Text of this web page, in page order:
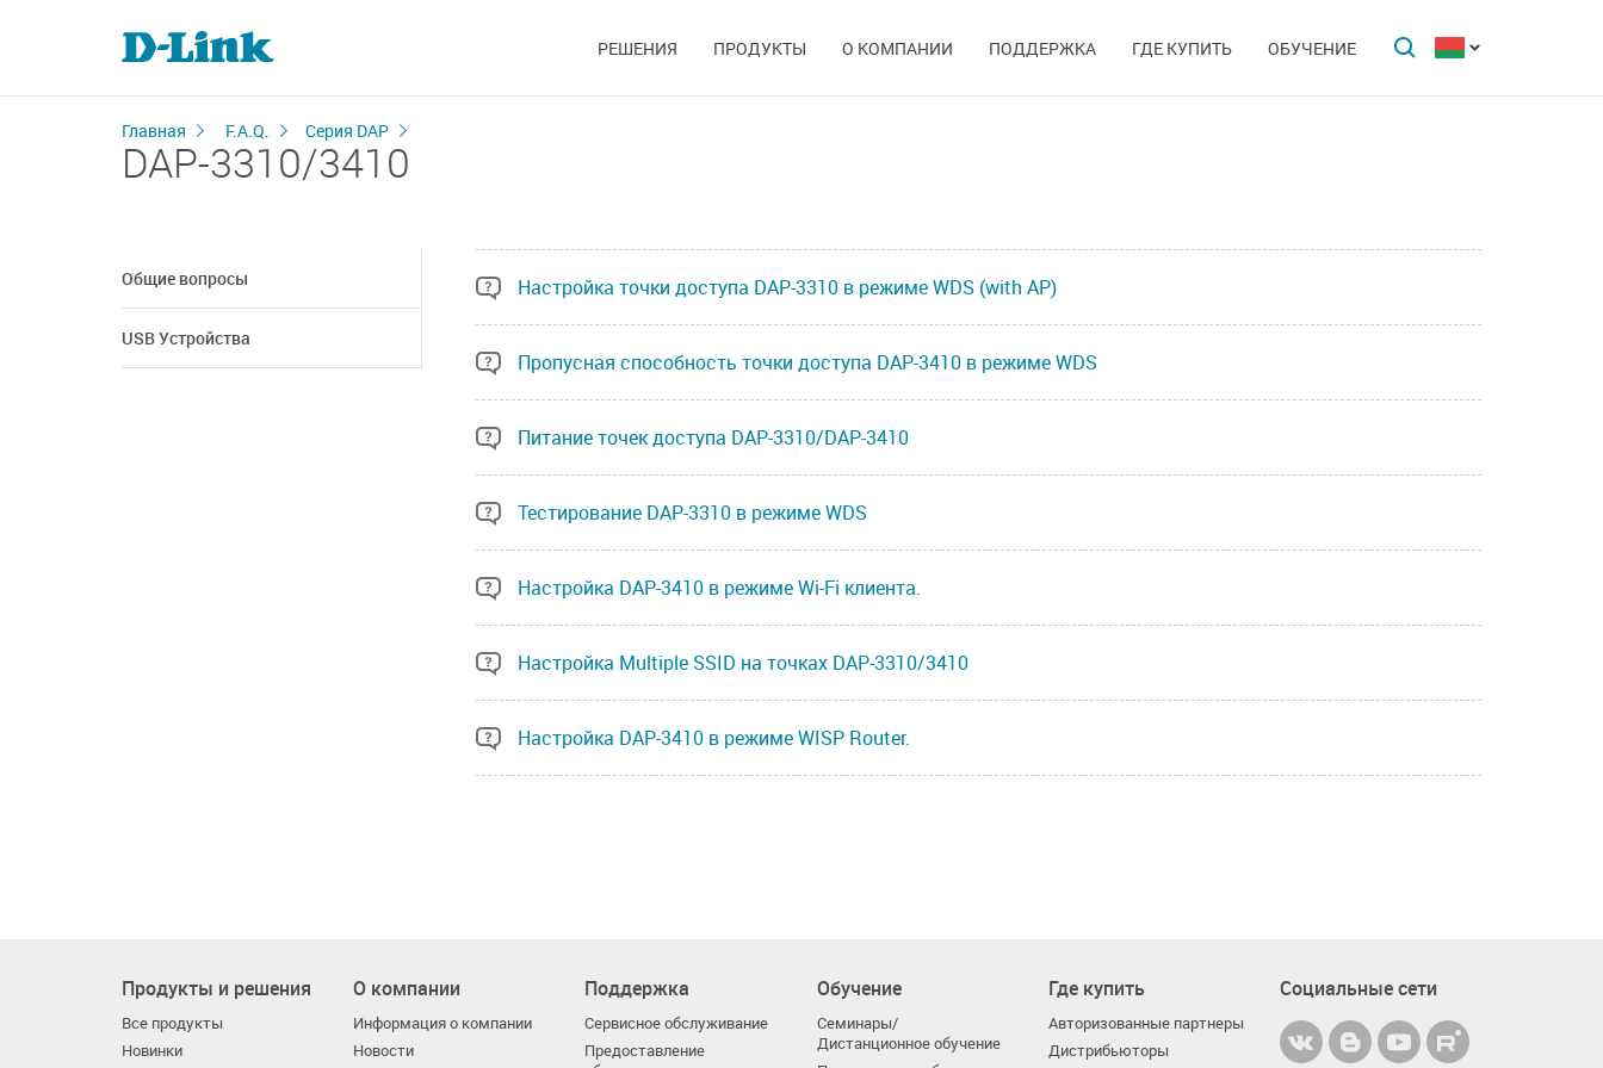
РЕШЕНИЯ ПРОДУКТЫ О КОМПАНИИ ПОДДЕРЖКА ГДЕ КУПИТЬ ОБУЧЕНИЕ
Главная F.A.Q. Серия DAP
DAP-3310/3410
Общие вопросы
USB Устройства
Настройка точки доступа DAP-3310 в режиме WDS (with AP)
Пропусная способность точки доступа DAP-3410 в режиме WDS
Питание точек доступа DAP-3310/DAP-3410
Тестирование DAP-3310 в режиме WDS
Настройка DAP-3410 в режиме Wi-Fi клиента.
Настройка Multiple SSID на точках DAP-3310/3410
Настройка DAP-3410 в режиме WISP Router.
Продукты и решения
Все продукты
Новинки
О компании
Информация о компании
Новости
Поддержка
Сервисное обслуживание
Предоставление
Обучение
Семинары/
Дистанционное обучение
Где купить
Авторизованные партнеры
Дистрибьюторы
Социальные сети